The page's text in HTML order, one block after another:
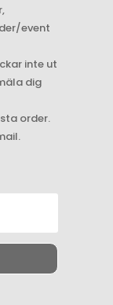
event
inte ut
dig
order.